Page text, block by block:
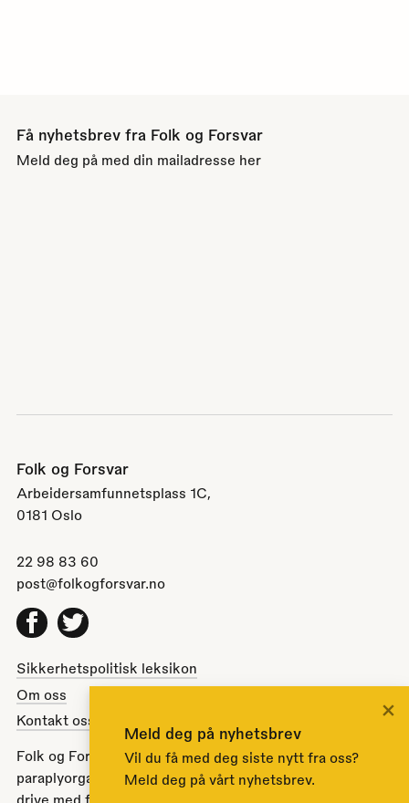
Få nyhetsbrev fra Folk og Forsvar
Meld deg på med din mailadresse her
Folk og Forsvar
Arbeidersamfunnetsplass 1C,
0181 Oslo
22 98 83 60
post@folkogforsvar.no
Facebook
Twitter
Sikkerhetspolitisk leksikon
Om oss
Kontakt oss
Folk og Forsvar er en partipolitisk nøytral
paraplyorganisasjon opprettet av Stortinget i 1951 for å
Meld deg på nyhetsbrev
Vil du få med deg siste nytt fra oss?
Meld deg på vårt nyhetsbrev.
×